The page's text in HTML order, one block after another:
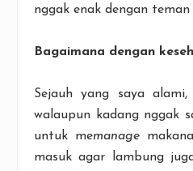
nggak enak dengan teman
Bagaimana dengan
Sejauh yang saya
walaupun kadang nggak
untuk memanage
masuk agar lambung